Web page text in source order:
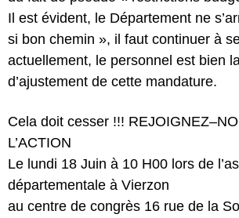
Il est évident, le Département ne
si bon chemin », il faut continuer à
actuellement, le personnel est bien
d’ajustement de cette mandature.
Cela doit cesser !!!
L’ACTION
Le lundi 18 Juin à 10 H00 lors de
départementale à Vierzon
au centre de congrès 16 rue de la